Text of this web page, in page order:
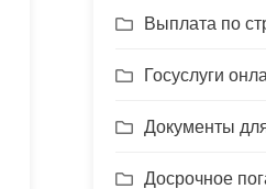
Выплата по
Госуслуги
Документы
Досрочное